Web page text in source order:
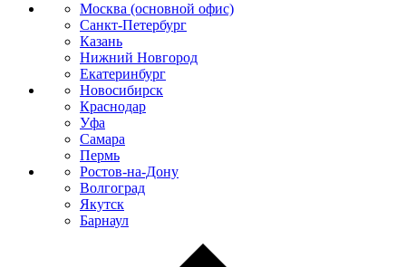
Москва (основной офис)
Санкт-Петербург
Казань
Нижний Новгород
Екатеринбург
Новосибирск
Краснодар
Уфа
Самара
Пермь
Ростов-на-Дону
Волгоград
Якутск
Барнаул